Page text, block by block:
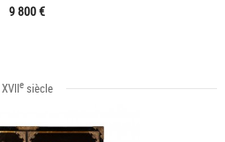
9 800 €
XVIIesiècle